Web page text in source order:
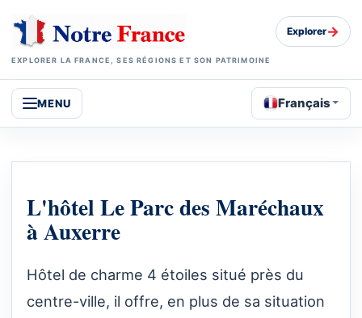
EXPLORER LA FRANCE, SES RÉGIONS ET SON PATRIMOINE
Explorer→
MENU Français
L'hôtel Le Parc des Maréchaux
à Auxerre
Hôtel de charme 4 étoiles situé près du
centre-ville, il offre, en plus de sa situation